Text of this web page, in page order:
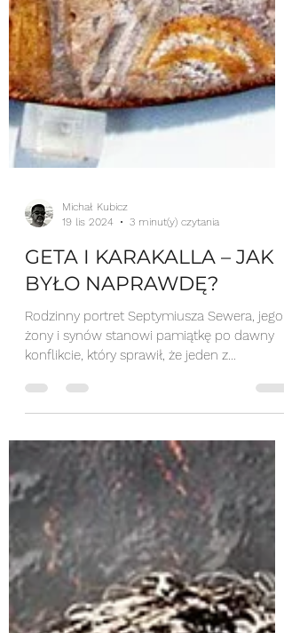
Michał Kubicz
19 lis 2024
3 minut(y) czytania
GETA I KARAKALLA – JAK
BYŁO NAPRAWDĘ?
Rodzinny portret Septymiusza Sewera, jego
konflikcie, który sprawił, że jeden z
mieszkańców...